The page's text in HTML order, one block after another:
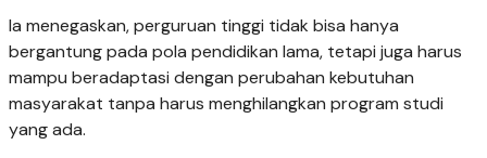
Ia menegaskan, perguruan tinggi tidak bisa hanya
bergantung pada pola pendidikan lama, tetapi juga harus
mampu beradaptasi dengan perubahan kebutuhan
masyarakat tanpa harus menghilangkan program studi
yang ada.